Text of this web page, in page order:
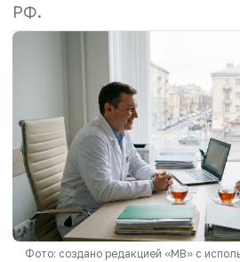
РФ.
Фото: создано редакцией «МВ» с